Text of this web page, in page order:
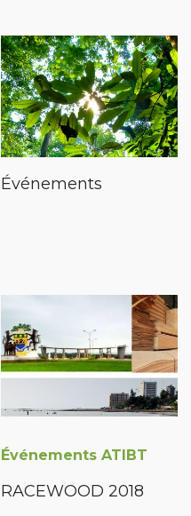
Événements
Événements ATIBT
RACEWOOD 2018